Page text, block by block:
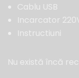
Cablu USB
Incarcator
Instructiuni
Nu există încă